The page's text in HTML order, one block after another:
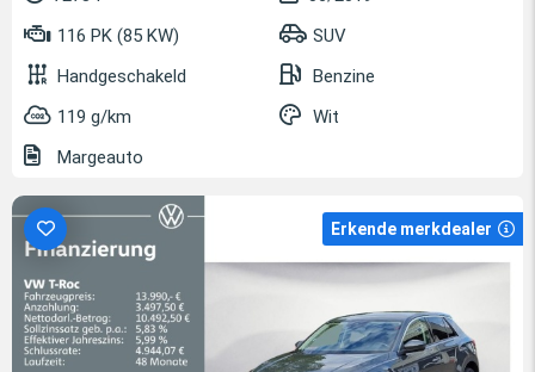
116 PK (85 KW)
SUV
Handgeschakeld
Benzine
119 g/km
Wit
Margeauto
Erkende merkdealer